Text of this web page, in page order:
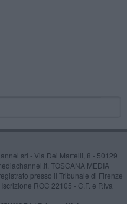
srl - Via Dei Martelli, 8 - 50129
TOSCANA MEDIA
presso il Tribunale di Firenze
ROC 22105 - C.F. e P.Iva